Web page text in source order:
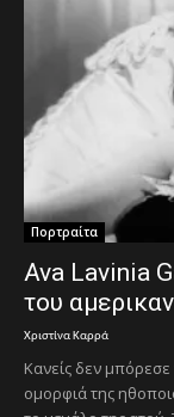
Πορτραίτα
Ava Lavinia
του
Χριστίνα Καρρά
Κανείς δεν
ομορφιά της